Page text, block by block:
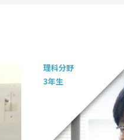
理科分野
3年生